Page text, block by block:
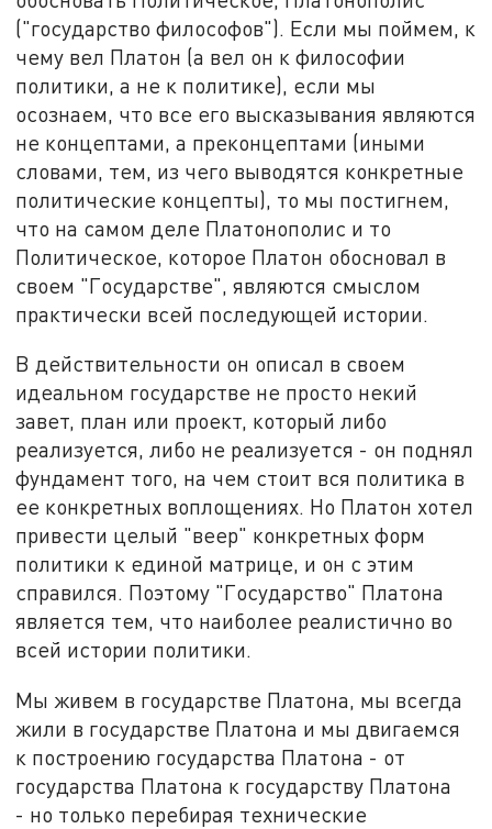
("государство философов"). Если мы поймем, к
чему вел Платон (а вел он к философии
политики, а не к политике), если мы
осознаем, что все его высказывания являются
не концептами, а преконцептами (иными
словами, тем, из чего выводятся конкретные
политические концепты), то мы постигнем,
что на самом деле Платонополис и то
Политическое, которое Платон обосновал в
своем "Государстве", являются смыслом
практически всей последующей истории.
В действительности он описал в своем
идеальном государстве не просто некий
завет, план или проект, который либо
реализуется, либо не реализуется - он поднял
фундамент того, на чем стоит вся политика в
ее конкретных воплощениях. Но Платон хотел
привести целый "веер" конкретных форм
политики к единой матрице, и он с этим
справился. Поэтому "Государство" Платона
является тем, что наиболее реалистично во
всей истории политики.
Мы живем в государстве Платона, мы всегда
жили в государстве Платона и мы двигаемся
к построению государства Платона - от
государства Платона к государству Платона
- но только перебирая технические